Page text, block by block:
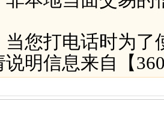
当您打电话时为了
说明信息来自【